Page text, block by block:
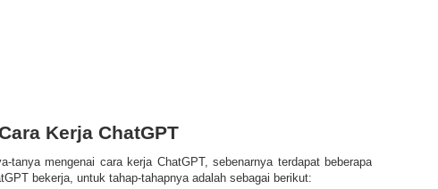
Kerja ChatGPT
tanya mengenai cara kerja ChatGPT, sebenarnya terdapat beberapa
bekerja, untuk tahap-tahapnya adalah sebagai berikut: